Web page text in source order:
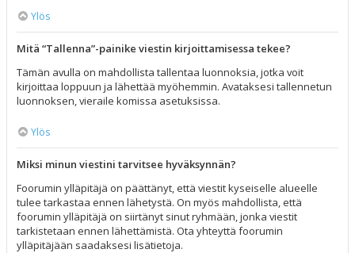
Ylös
Mitä “Tallenna”-painike viestin kirjoittamisessa tekee?
Tämän avulla on mahdollista tallentaa luonnoksia, jotka voit
kirjoittaa loppuun ja lähettää myöhemmin. Avataksesi tallennetun
luonnoksen, vieraile komissa asetuksissa.
Ylös
Miksi minun viestini tarvitsee hyväksynnän?
Foorumin ylläpitäjä on päättänyt, että viestit kyseiselle alueelle
tulee tarkastaa ennen lähetystä. On myös mahdollista, että
foorumin ylläpitäjä on siirtänyt sinut ryhmään, jonka viestit
tarkistetaan ennen lähettämistä. Ota yhteyttä foorumin
ylläpitäjään saadaksesi lisätietoja.